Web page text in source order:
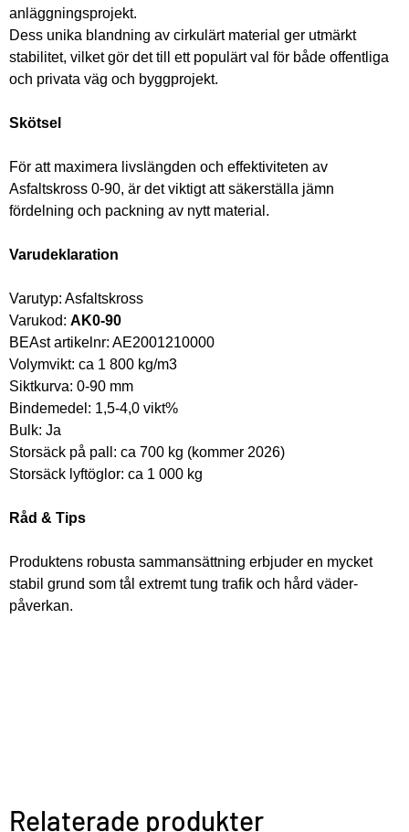
anläggningsprojekt.
Dess unika blandning av cirkulärt material ger utmärkt
stabilitet, vilket gör det till ett populärt val för både offentliga
och privata väg och byggprojekt.
Skötsel
För att maximera livslängden och effektiviteten av
Asfaltskross 0-90, är det viktigt att säkerställa jämn
fördelning och packning av nytt material.
Varudeklaration
Varutyp: Asfaltskross
Varukod: AK0-90
BEAst artikelnr: AE2001210000
Volymvikt: ca 1 800 kg/m3
Siktkurva: 0-90 mm
Bindemedel: 1,5-4,0 vikt%
Bulk: Ja
Storsäck på pall: ca 700 kg (kommer 2026)
Storsäck lyftöglor: ca 1 000 kg
Råd & Tips
Produktens robusta sammansättning erbjuder en mycket
stabil grund som tål extremt tung trafik och hård väder-
påverkan.
Relaterade produkter